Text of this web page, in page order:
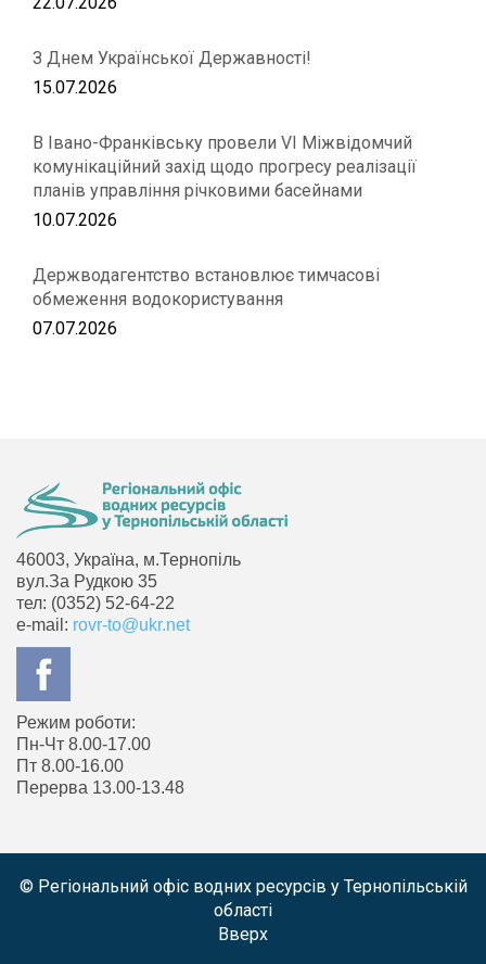
З Днем Української Державності!
15.07.2026
В Івано-Франківську провели VІ Міжвідомчий
комунікаційний захід щодо прогресу реалізації
планів управління річковими басейнами
10.07.2026
Держводагентство встановлює тимчасові
обмеження водокористування
07.07.2026
46003, Україна, м.Тернопіль
вул.За Рудкою 35
тел: (0352) 52-64-22
e-mail: rovr-to@ukr.net
Режим роботи:
Пн-Чт 8.00-17.00
Пт 8.00-16.00
Перерва 13.00-13.48
© Регіональний офіс водних ресурсів у Тернопільській
області
Вверх